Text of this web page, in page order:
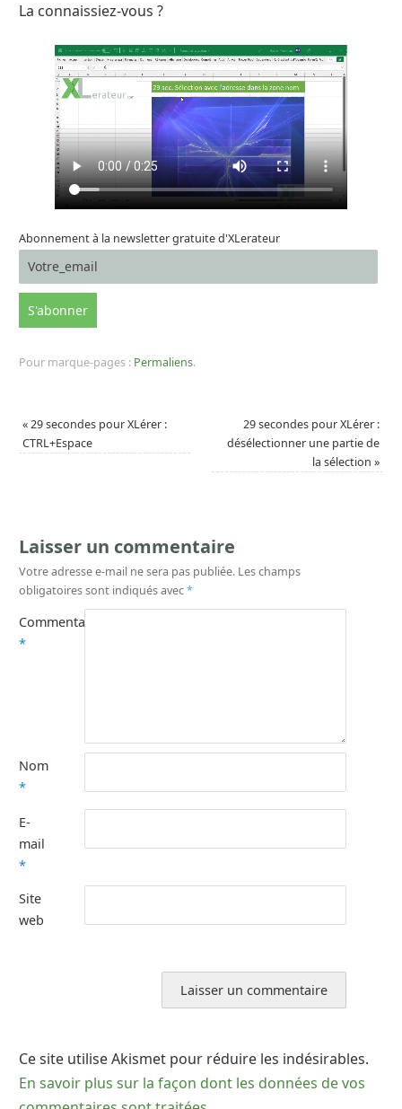
La connaissiez-vous ?
Abonnement à la newsletter gratuite d'XLerateur
Pour marque-pages : Permaliens.
«29 secondes pour XLérer :
CTRL+Espace
29 secondes pour XLérer :
désélectionner une partie de
la sélection »
Laisser un commentaire
Votre adresse e-mail ne sera pas publiée. Les champs
obligatoires sont indiqués avec*
Commentaire
*
Nom
*
E-
mail
*
Site
web
Ce site utilise Akismet pour réduire les indésirables.
En savoir plus sur la façon dont les données de vos